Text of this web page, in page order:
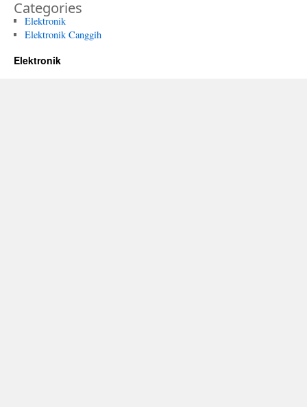
Categories
Elektronik
Elektronik Canggih
Elektronik